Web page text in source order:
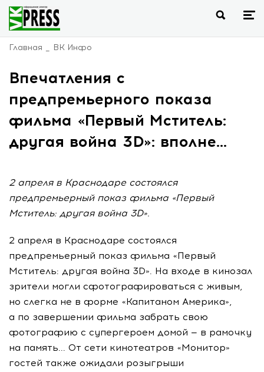
Главная ВК Инфо
Впечатления с
предпремьерного показа
фильма «Первый Мститель:
другая война 3D»: вполне...
2 апреля в Краснодаре состоялся
предпремьерный показ фильма «Первый
Мститель: другая война 3D».
2 апреля в Краснодаре состоялся
предпремьерный показ фильма «Первый
Мститель: другая война 3D». На входе в кинозал
зрители могли сфотографироваться с живым,
но слегка не в форме «Капитаном Америка»,
а по завершении фильма забрать свою
фотографию с супергероем домой — в рамочку
на память... От сети кинотеатров «Монитор»
гостей также ожидали розыгрыши